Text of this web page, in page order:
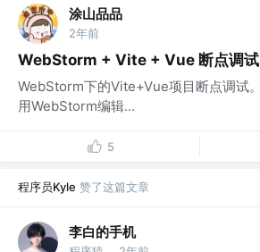
涂山品品
2年前
WebStorm + Vite + Vue 断点调试
WebStorm下的Vite+Vue项目断点调试
用WebStorm编辑...
5
程序员Kyle 赞了这篇文章
李白的手机